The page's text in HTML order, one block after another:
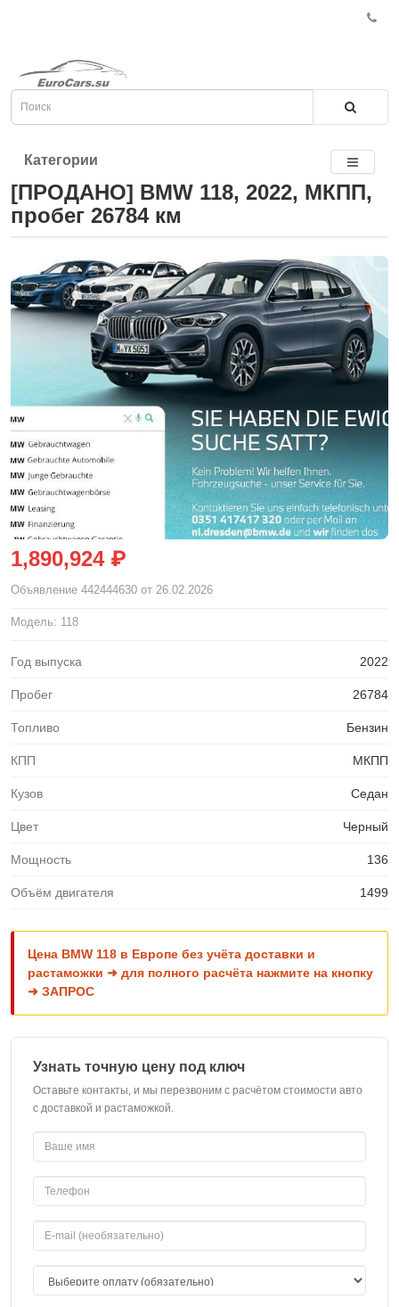
Категории
[ПРОДАНО] BMW 118, 2022, МКПП,
пробег 26784 км
1,890,924 ₽
Объявление 442444630 от 26.02.2026
Модель: 118
Год выпуска 2022
Пробег 26784
Топливо Бензин
КПП МКПП
Кузов Седан
Цвет Черный
Мощность 136
Объём двигателя 1499
Цена BMW 118 в Европе без учёта доставки и
растаможки ➜ для полного расчёта нажмите на кнопку
➜ ЗАПРОС
Узнать точную цену под ключ
Оставьте контакты, и мы перезвоним с расчётом стоимости авто
с доставкой и растаможкой.